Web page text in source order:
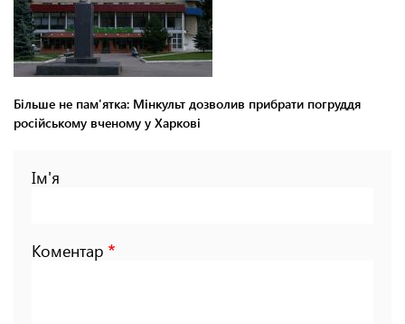
Більше не пам'ятка: Мінкульт дозволив прибрати погруддя
російському вченому у Харкові
Ім'я
Коментар